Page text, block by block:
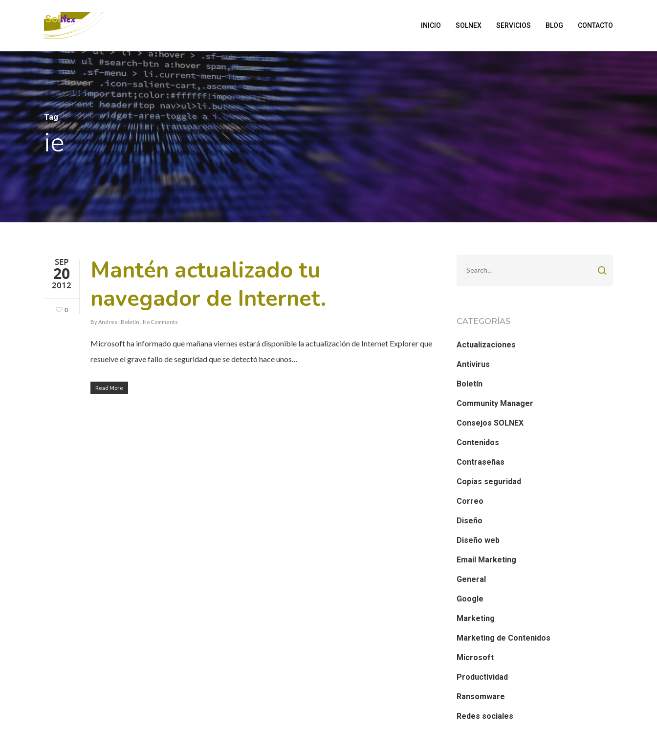
INICIO SOLNEX SERVICIOS BLOG CONTACTO
Tag
ie
SEP
20
2012
0
Mantén actualizado tu
navegador de Internet.
By Andres | Boletín | No Comments
Microsoft ha informado que mañana viernes estará disponible la actualización de Internet Explorer que
resuelve el grave fallo de seguridad que se detectó hace unos…
Read More
CATEGORÍAS
Actualizaciones
Antivirus
Boletín
Community Manager
Consejos SOLNEX
Contenidos
Contraseñas
Copias seguridad
Correo
Diseño
Diseño web
Email Marketing
General
Google
Marketing
Marketing de Contenidos
Microsoft
Productividad
Ransomware
Redes sociales